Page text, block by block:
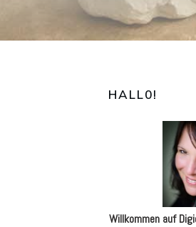
HALL0!
Willkommen auf